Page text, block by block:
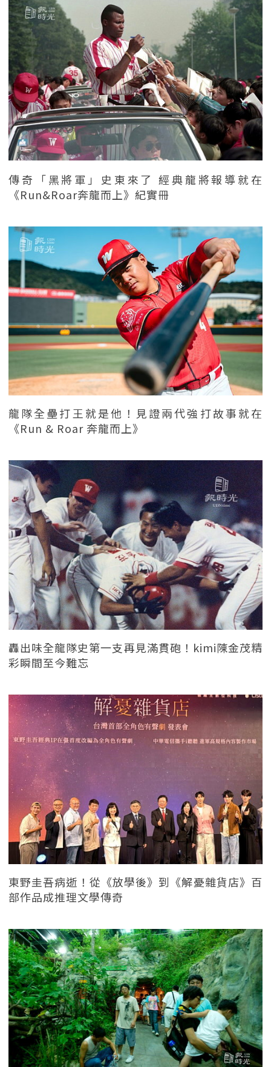
傳奇「黑將軍」史東來了 經典龍將報導就在
《Run&Roar奔龍而上》紀實冊
龍隊全壘打王就是他！見證兩代強打故事就在
《Run & Roar 奔龍而上》
轟出味全龍隊史第一支再見滿貫砲！kimi陳金茂精
彩瞬間至今難忘
東野圭吾病逝！從《放學後》到《解憂雜貨店》百
部作品成推理文學傳奇